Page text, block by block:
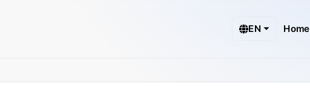
EN Home